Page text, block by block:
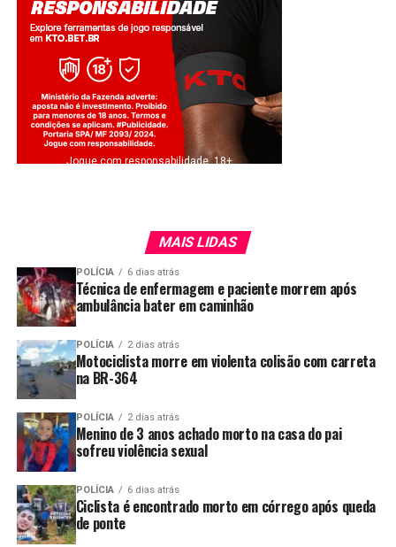
Jogue com responsabilidade. 18+
MAIS LIDAS
POLÍCIA 6 dias atrás
Técnica de enfermagem e paciente morrem após
ambulância bater em caminhão
POLÍCIA 2 dias atrás
Motociclista morre em violenta colisão com carreta
na BR-364
POLÍCIA 2 dias atrás
Menino de 3 anos achado morto na casa do pai
sofreu violência sexual
POLÍCIA 6 dias atrás
Ciclista é encontrado morto em córrego após queda
de ponte